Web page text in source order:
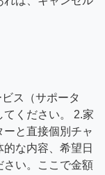
ス（サポータ
ください。 2.家
と直接個別チャ
な内容、希望日
さい。ここで金額